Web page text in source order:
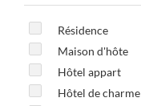
Résidence
Maison d'hôte
Hôtel appart
Hôtel de charme